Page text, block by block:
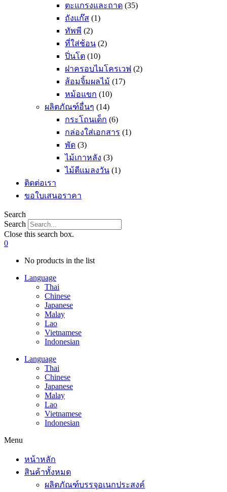
ตะแกรงและถาด (35)
ถังแก๊ส (1)
ทัพพี (2)
ที่ใส่ช้อน (2)
ปิ่นโต (10)
ฝาครอบไมโครเวฟ (2)
ส้อมจิ้มผลไม้ (17)
หม้อแขก (10)
ผลิตภัณฑ์อื่นๆ (14)
กระโถนเด็ก (6)
กล่องใส่เอกสาร (1)
พัด (3)
ไม้เกาหลัง (3)
ไม้ตีแมลงวัน (1)
ติดต่อเรา
ขอใบเสนอราคา
Search
Search
Close this search box.
0
No products in the list
Language
Thai
Chinese
Japanese
Malay
Lao
Vietnamese
Indonesian
Language
Thai
Chinese
Japanese
Malay
Lao
Vietnamese
Indonesian
Menu
หน้าหลัก
สินค้าทั้งหมด
ผลิตภัณฑ์บรรจุอเนกประสงค์